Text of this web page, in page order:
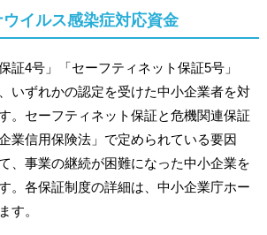
イルス感染症対応資金
証4号」「セーフティネット保証5号」
いずれかの認定を受けた中小企業者を対
。セーフティネット保証と危機関連保証
業信用保険法」で定められている要因
、事業の継続が困難になった中小企業を
。各保証制度の詳細は、中小企業庁ホー
す。